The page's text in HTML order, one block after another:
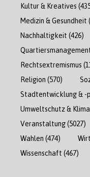
Kultur & Kreatives
Medizin & Gesundheit
Nachhaltigkeit (426)
Rechtsextremismus
Religion (570)
Stadtentwicklung & -
Umweltschutz & Klima
Veranstaltung(5027)
Wahlen (474)
Wissenschaft (467)